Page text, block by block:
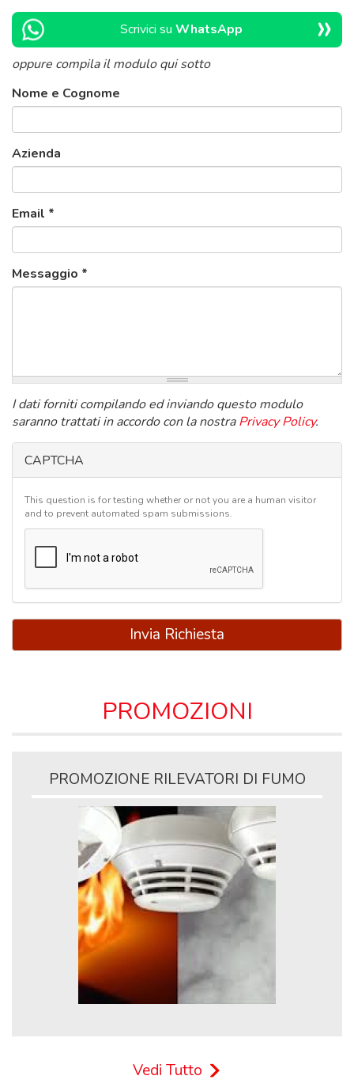
Scrivici su WhatsApp »
oppure compila il modulo qui sotto
Nome e Cognome
Azienda
Email *
Messaggio *
I dati forniti compilando ed inviando questo modulo
saranno trattati in accordo con la nostraPrivacy Policy.
CAPTCHA
This question is for testing whether or not you are a human visitor
and to prevent automated spam submissions.
Invia Richiesta
PROMOZIONI
PROMOZIONE RILEVATORI DI FUMO
Vedi Tutto